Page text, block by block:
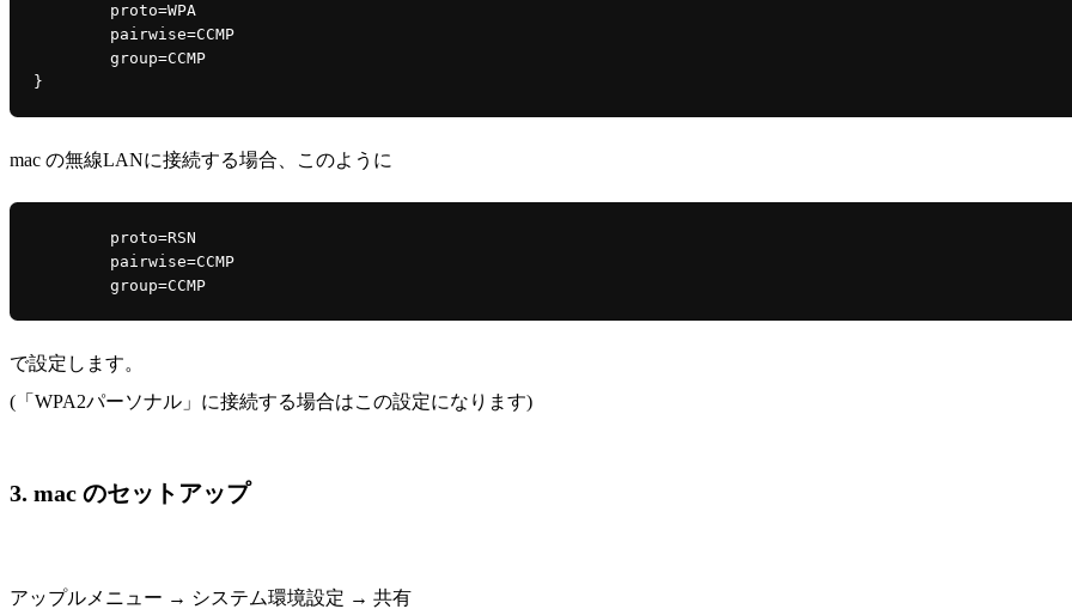
mac の無線LANに接続する場合、このように
	group=CCMP
で設定します。
(「WPA2パーソナル」に接続する場合はこの設定になります)
3. mac のセットアップ
アップルメニュー → システム環境設定 → 共有